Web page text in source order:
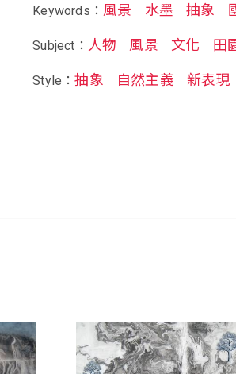
Keywords： 風景 水墨 抽象
Subject： 人物 風景 文化 田
Style：抽象 自然主義 新表現